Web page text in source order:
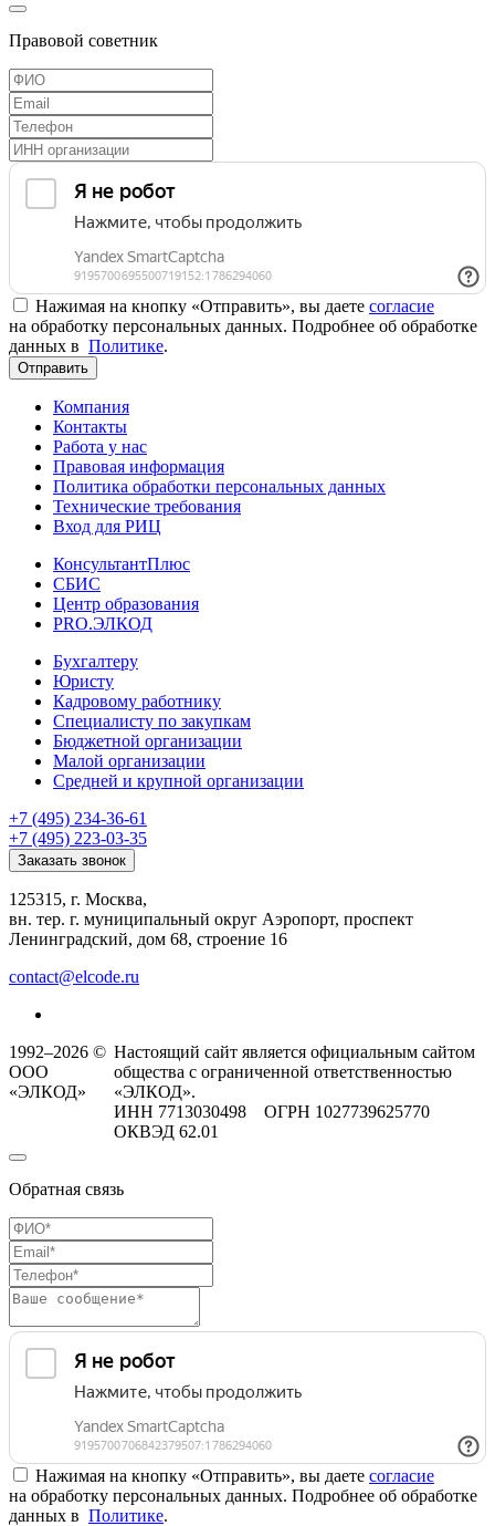
Правовой советник
Нажимая на кнопку «Отправить», вы даете согласие
на обработку персональных данных. Подробнее об обработке
данных в Политике.
Отправить
Компания
Контакты
Работа у нас
Правовая информация
Политика обработки персональных данных
Технические требования
Вход для РИЦ
КонсультантПлюс
СБИС
Центр образования
PRO.ЭЛКОД
Бухгалтеру
Юристу
Кадровому работнику
Специалисту по закупкам
Бюджетной организации
Малой организации
Средней и крупной организации
+7 (495) 234-36-61
+7 (495) 223-03-35
Заказать звонок
125315, г. Москва,
вн. тер. г. муниципальный округ Аэропорт, проспект
Ленинградский, дом 68, строение 16
contact@elcode.ru
1992–2026 ©
ООО
«ЭЛКОД»
Настоящий сайт является официальным сайтом
общества с ограниченной ответственностью
«ЭЛКОД».
ИНН 7713030498 ОГРН 1027739625770
ОКВЭД 62.01
Обратная связь
Нажимая на кнопку «Отправить», вы даете согласие
на обработку персональных данных. Подробнее об обработке
данных в Политике.